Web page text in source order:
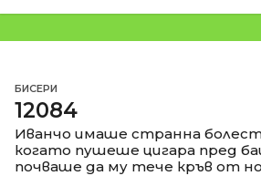
БИСЕРИ
12084
Иванчо имаше странна
когато пушеше цигара пред
почваше да му тече кръв от